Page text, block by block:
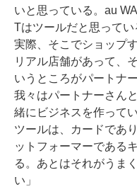
いと思っている。au
Tはツールだと思ってい
実際、そこでショップ
リアル店舗があって、
いうところがパートナー
我々はパートナーさん
緒にビジネスを作って
ツールは、カードであ
ットフォーマーである
る。あとはそれがうま
い」